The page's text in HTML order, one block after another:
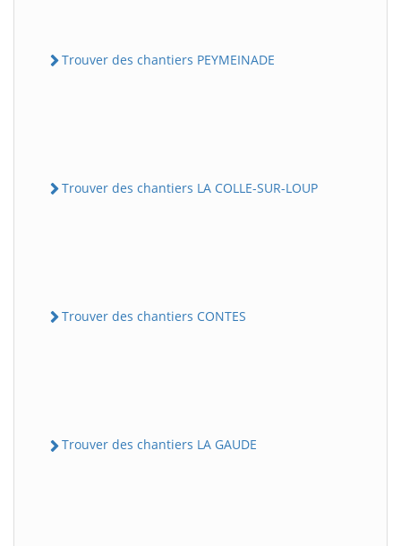
Trouver des chantiers PEYMEINADE
Trouver des chantiers LA COLLE-SUR-LOUP
Trouver des chantiers CONTES
Trouver des chantiers LA GAUDE